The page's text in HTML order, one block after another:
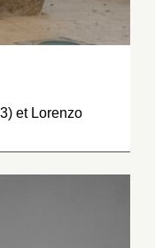
et Lorenzo